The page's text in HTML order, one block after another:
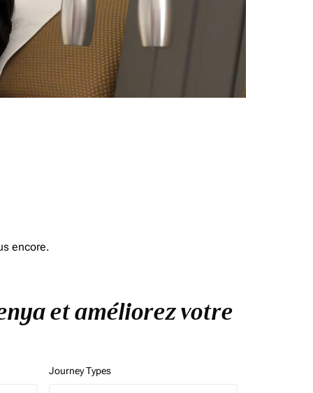
encore.
et améliorez votre
Journey Types